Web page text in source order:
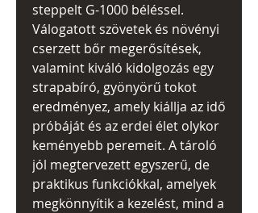
steppelt G-1000 béléssel.
Válogatott szövetek és növényi
cserzett bőr megerősítések,
valamint kiváló kidolgozás egy
strapabíró, gyönyörű tokot
eredményez, amely kiállja az idő
próbáját és az erdei élet olykor
keményebb peremeit. A tároló
jól megtervezett egyszerű, de
praktikus funkciókkal, amelyek
megkönnyítik a kezelést, mind a